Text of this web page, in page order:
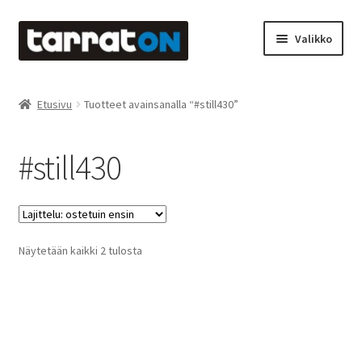
Siirry
navigointiin
Siirry
sisältöön
Valikko
Laserleikkaus & -kaiverrus
Mainosteippaukset & teippausten poisto
Muovitarrat & tulostetut tarrat
Etusivu Tuotteet avainsanalla “#still430”
#still430
Näytetään kaikki 2 tulostaSuosituimmat